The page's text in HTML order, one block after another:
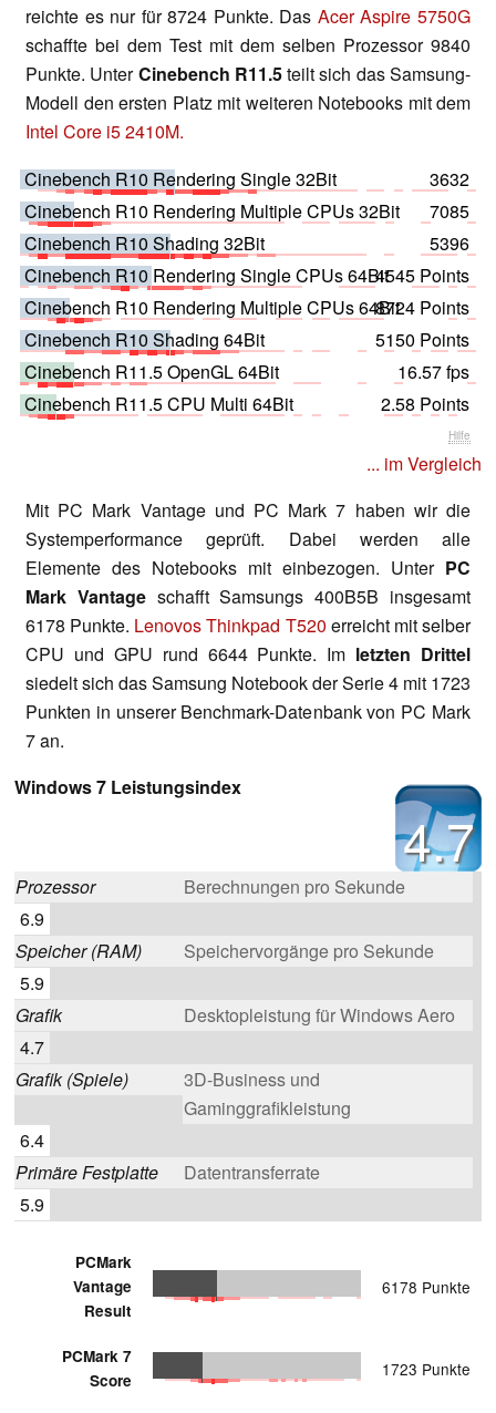
reichte es nur für 8724 Punkte. Das Acer Aspire 5750G
schaffte bei dem Test mit dem selben Prozessor 9840
Punkte. UnterCinebench R11.5teilt sich das Samsung-
Modell den ersten Platz mit weiteren Notebooks mit dem
Intel Core i5 2410M.
Cinebench R10 Rendering Single 32Bit
3632
Cinebench R10 Rendering Multiple CPUs 32Bit
7085
Cinebench R10 Shading 32Bit
5396
Cinebench R10 Rendering Single CPUs 64Bit4545 Points
Cinebench R10 Rendering Multiple CPUs 64Bit8724 Points
Cinebench R10 Shading 64Bit
5150 Points
Cinebench R11.5 OpenGL 64Bit
16.57 fps
Cinebench R11.5 CPU Multi 64Bit
2.58 Points
Hilfe
... im Vergleich
Mit PC Mark Vantage und PC Mark 7 haben wir die
Systemperformance geprüft. Dabei werden alle
Elemente des Notebooks mit einbezogen. Unter PC
Mark Vantage schafft Samsungs 400B5B insgesamt
6178 Punkte. Lenovos Thinkpad T520 erreicht mit selber
CPU und GPU rund 6644 Punkte. Im letzten Drittel
siedelt sich das Samsung Notebook der Serie 4 mit 1723
Punkten in unserer Benchmark-Datenbank von PC Mark
7 an.
4.7
Windows 7 Leistungsindex
Prozessor
Berechnungen pro Sekunde
6.9
Speicher (RAM)
Speichervorgänge pro Sekunde
5.9
Grafik
Desktopleistung für Windows Aero
4.7
Grafik (Spiele)
3D-Business und
Gaminggrafikleistung
6.4
Primäre Festplatte
Datentransferrate
5.9
PCMark
Vantage
Result
6178 Punkte
PCMark 7
Score
1723 Punkte